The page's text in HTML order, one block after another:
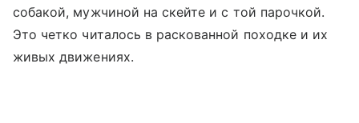
собакой, мужчиной на скейте и с той парочкой.
Это четко читалось в раскованной походке и их
живых движениях.